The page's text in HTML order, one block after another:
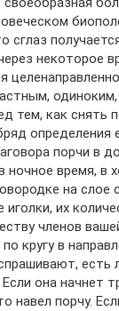
сглаз
некоторое
тем, как снять
определения
порчи в
ночное время, в
на слое
их
членов
кругу в
есть
она начнет
навел порчу.